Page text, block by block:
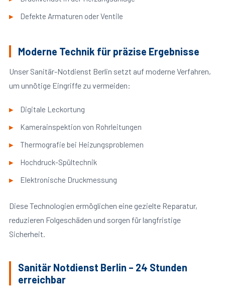
Defekte Armaturen oder Ventile
Moderne Technik für präzise Ergebnisse
Unser Sanitär-Notdienst Berlin setzt auf moderne Verfahren,
um unnötige Eingriffe zu vermeiden:
Digitale Leckortung
Kamerainspektion von Rohrleitungen
Thermografie bei Heizungsproblemen
Hochdruck-Spültechnik
Elektronische Druckmessung
Diese Technologien ermöglichen eine gezielte Reparatur,
reduzieren Folgeschäden und sorgen für langfristige
Sicherheit.
Sanitär Notdienst Berlin – 24 Stunden
erreichbar